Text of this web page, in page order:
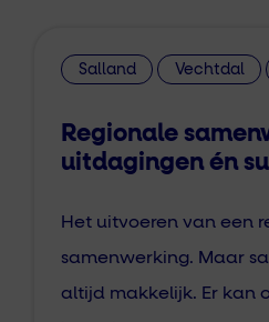
Salland Vechtdal
Regionale
uitdagingen én
Het uitvoeren van een
samenwerking. Maar
altijd makkelijk. Er kan